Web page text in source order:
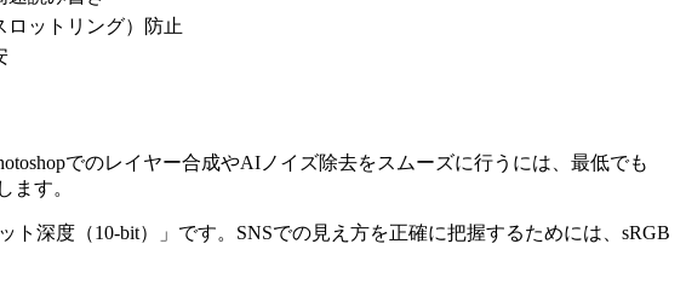
ットリング）防止
でのレイヤー合成やAIノイズ除去をスムーズに行うには、最低でも
ます。
ト深度（10-bit）」です。SNSでの見え方を正確に把握するためには、sRGB